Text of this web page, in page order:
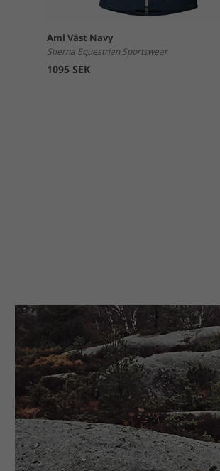
Ami Väst Navy
Stierna Equestrian Sportswear
1095 SEK